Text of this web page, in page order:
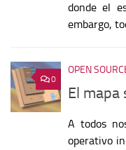
donde el
embargo,
0
OPEN
El
A todos
operativo